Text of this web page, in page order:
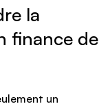
la
finance de
un